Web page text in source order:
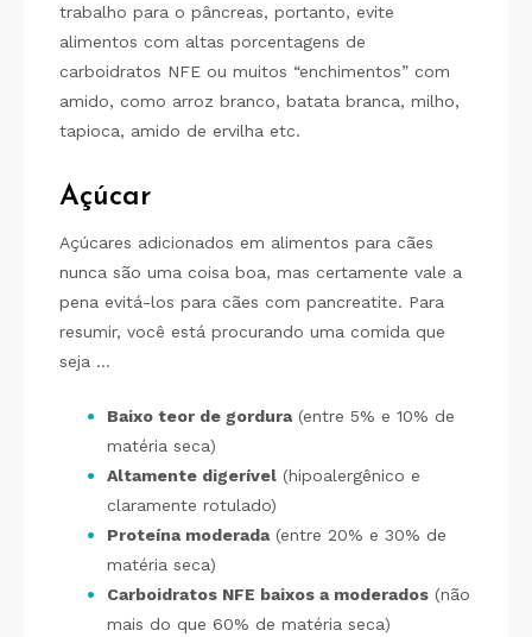
trabalho para o pâncreas, portanto, evite
alimentos com altas porcentagens de
carboidratos NFE ou muitos “enchimentos” com
amido, como arroz branco, batata branca, milho,
tapioca, amido de ervilha etc.
Açúcar
Açúcares adicionados em alimentos para cães
nunca são uma coisa boa, mas certamente vale a
pena evitá-los para cães com pancreatite. Para
resumir, você está procurando uma comida que
seja …
Baixo teor de gordura(entre 5% e 10% de
matéria seca)
Altamente digerível (hipoalergênico e
claramente rotulado)
Proteína moderada(entre 20% e 30% de
matéria seca)
Carboidratos NFE baixos a moderados (não
mais do que 60% de matéria seca)